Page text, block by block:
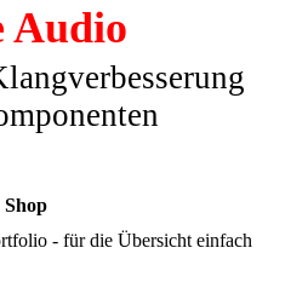
Audio
- für die Übersicht einfach